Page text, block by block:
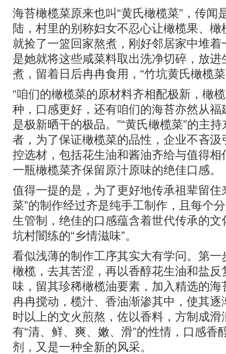
海苔橄榄菜原来也叫“黄氏橄榄菜”，传闻
陆，村里的别称妇女不忍心让橄榄果、
就捡了一篮回家熬煮，刚好邻居家中堆
是她就将这些咸菜料取出洗净切碎，放
煮，留着日后冉冉食用，“竹坑黄氏橄榄
“咱们的橄榄菜的原材料齐相配极新，橄
种，口感更好，还有咱们的海苔亦然从
是极新晒干的极品。”“黄氏橄榄菜”的主
者，为了保证橄榄菜的品性，企业不吝
控选材，包括花生油和酱油齐给与值得
一瓶橄榄菜齐保留原汁原味的绝佳口感。
值得一提的是，为了更好地传承祖辈留住
菜”的制作经过齐是纯手工制作，且每个
生管制，绝佳的口感蕴含着世代传承的
坑村闇练的“乡情滋味”。
看似浅薄的制作工序其实大有学问。第
橄榄，去其苦涩，再以香醇花生油和盐
味，留其珍稀橄榄油要素，加入精选的
冉冉搅动，榄汁、香油渐渗其中，使其
时以上的文火煎熬，佐以香料，方制成
有“清、鲜、爽、嫩、滑”的性情，口感香
剂，又是一种全新的风采。